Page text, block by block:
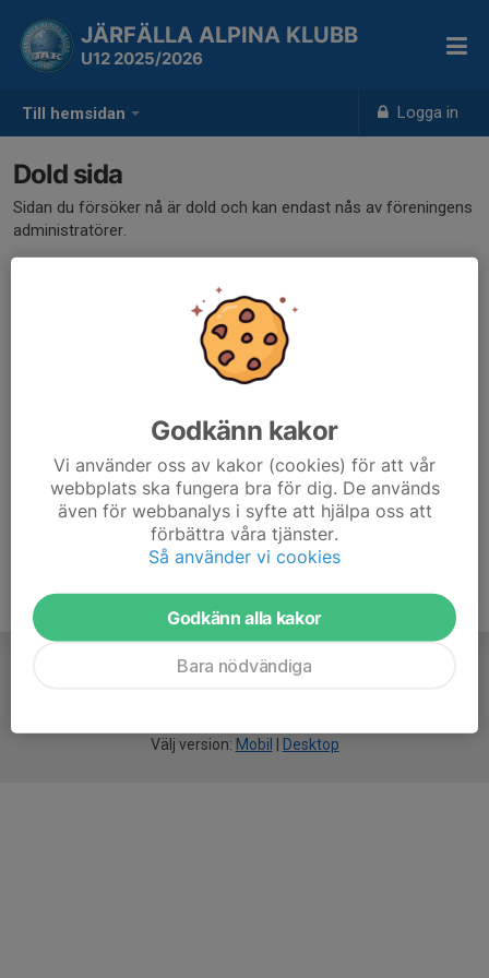
Till hemsidan Logga in
JÄRFÄLLA ALPINA KLUBB
U12 2025/2026
Dold sida
Sidan du försöker nå är dold och kan endast nås av föreningens
administratörer.
Välj version: Mobil Desktop
Godkänn kakor
Vi använder oss av kakor (cookies) för att vår
webbplats ska fungera bra för dig. De används
även för webbanalys i syfte att hjälpa oss att
förbättra våra tjänster.
Så använder vi cookies
Godkänn alla kakor
Bara nödvändiga